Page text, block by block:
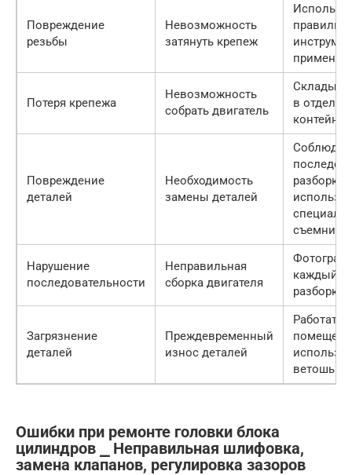
Повреждение
резьбы
Невозможность
затянуть крепеж
Потеря крепежа
Невозможность
собрать двигатель
в
Повреждение
деталей
Необходимость
замены деталей
разборки,
съемники
Нарушение
последовательности
Неправильная
сборка двигателя
каждый
разборки
Загрязнение
деталей
Преждевременный
износ деталей
Работать
ветошь
Ошибки при ремонте головки блока
цилиндров ⎯ Неправильная шлифовка,
замена клапанов, регулировка зазоров